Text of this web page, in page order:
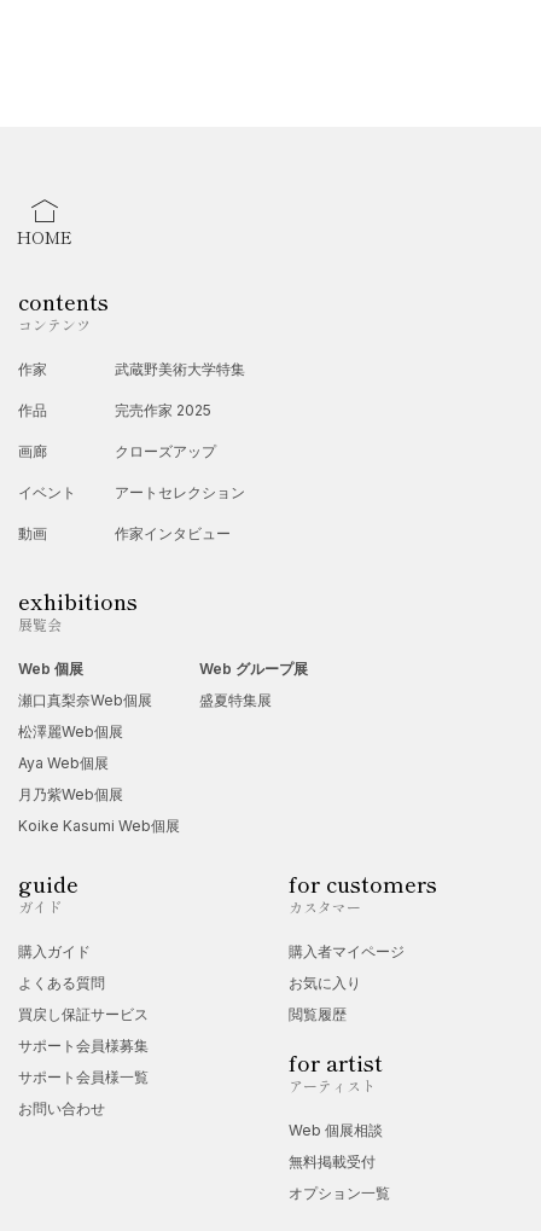
HOME
contents
コンテンツ
作家
作品
画廊
イベント
動画
武蔵野美術大学特集
完売作家 2025
クローズアップ
アートセレクション
作家インタビュー
exhibitions
展覧会
Web 個展
瀬口真梨奈Web個展
松澤麗Web個展
Aya Web個展
月乃紫Web個展
Koike Kasumi Web個展
Web グループ展
盛夏特集展
guide
ガイド
購入ガイド
よくある質問
買戻し保証サービス
サポート会員様募集
サポート会員様一覧
お問い合わせ
for customers
カスタマー
購入者マイページ
お気に入り
閲覧履歴
for artist
アーティスト
Web 個展相談
無料掲載受付
オプション一覧